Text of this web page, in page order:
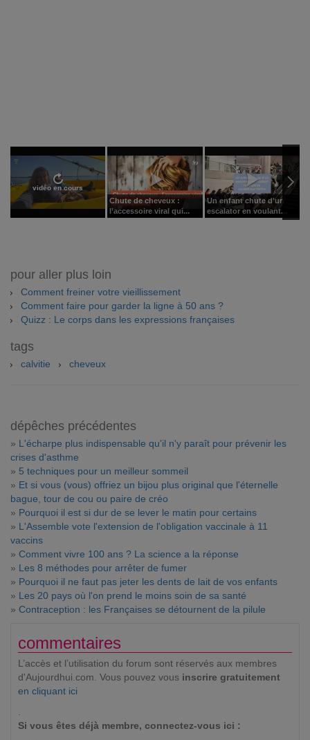
vidéo en cours
Chute de cheveux :
l’accessoire viral qui...
Un enfant chute d'un
escalator en voulant...
pour aller plus loin
Comment freiner votre vieillissement
Comment faire pour garder la ligne à 50 ans ?
Quizz : Le corps dans les expressions françaises
tags
calvitie cheveux
dépêches précédentes
» L'écharpe plus indispensable qu'il n'y paraît pour prévenir les
crises d'asthme
» 5 techniques pour un meilleur sommeil
» Et si vous (vous) offriez un bijou plus original que l'éternelle
bague, tour de cou ou paire de créo
» Pourquoi il est si dur de se lever le matin pour certains
» L'Assemble vote l'extension de l'obligation vaccinale à 11
vaccins
» Comment vivre 100 ans ? La science a la réponse
» Les 8 méthodes pour arrêter de fumer
» Pourquoi il ne faut pas jeter les dents de lait de vos enfants
» Les 20 pays où l'on prend le moins soin de sa santé
» Contraception : les Françaises se détournent de la pilule
commentaires
L’accès et l’utilisation du forum sont réservés aux membres
d'Aujourdhui.com. Vous pouvez vous inscrire gratuitement
en cliquant ici
.
Si vous êtes déjà membre, connectez-vous ici :